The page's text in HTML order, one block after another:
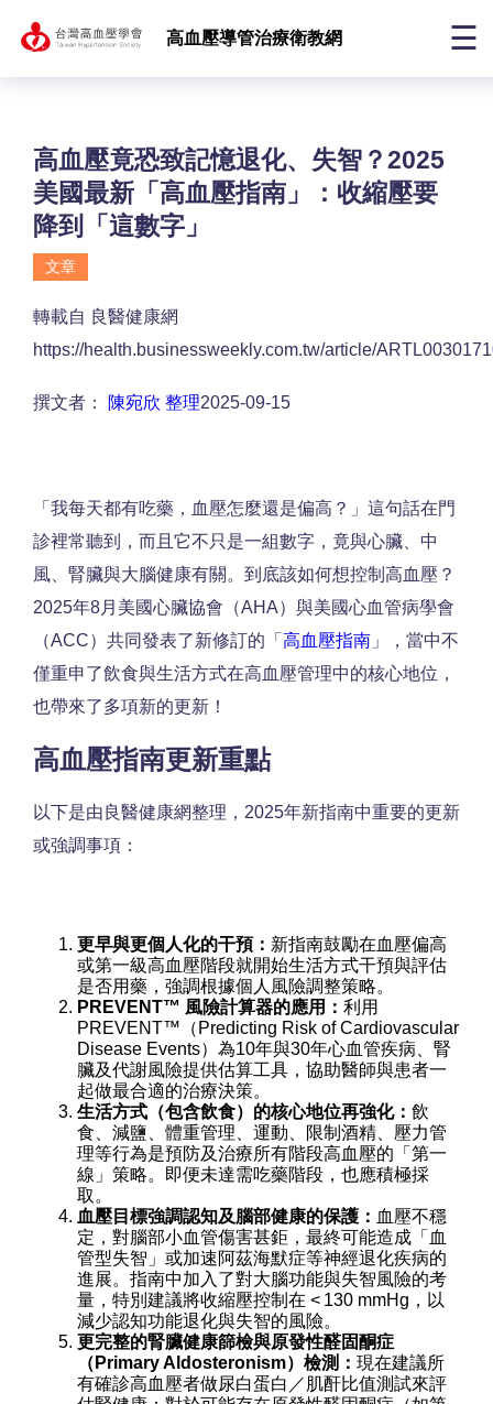
高血壓導管治療衛教網 ☰
高血壓竟恐致記憶退化、失智？2025
美國最新「高血壓指南」：收縮壓要
降到「這數字」
文章
轉載自 良醫健康網
https://health.businessweekly.com.tw/article/
撰文者： 陳宛欣 整理2025-09-15
「我每天都有吃藥，血壓怎麼還是偏高？」這句話在門
診裡常聽到，而且它不只是一組數字，竟與心臟、中
風、腎臟與大腦健康有關。到底該如何想控制高血壓？
2025年8月美國心臟協會（AHA）與美國心血管病學會
（ACC）共同發表了新修訂的「 高血壓指南 」，當中不
僅重申了飲食與生活方式在高血壓管理中的核心地位，
也帶來了多項新的更新！
高血壓指南更新重點
以下是由良醫健康網整理，2025年新指南中重要的更新
或強調事項：
更早與更個人化的干預： 新指南鼓勵在血壓偏高
或第一級高血壓階段就開始生活方式干預與評估
是否用藥，強調根據個人風險調整策略。
PREVENT™ 風險計算器的應用： 利用
PREVENT™（Predicting Risk of Cardiovascular
Disease Events）為10年與30年心血管疾病、腎
臟及代謝風險提供估算工具，協助醫師與患者一
起做最合適的治療決策。
生活方式（包含飲食）的核心地位再強化： 飲
食、減鹽、體重管理、運動、限制酒精、壓力管
理等行為是預防及治療所有階段高血壓的「第一
線」策略。即便未達需吃藥階段，也應積極採
取。
血壓目標強調認知及腦部健康的保護： 血壓不穩
定，對腦部小血管傷害甚鉅，最終可能造成「血
管型失智」或加速阿茲海默症等神經退化疾病的
進展。指南中加入了對大腦功能與失智風險的考
量，特別建議將收縮壓控制在 < 130 mmHg，以
減少認知功能退化與失智的風險。
更完整的腎臟健康篩檢與原發性醛固酮症
（Primary Aldosteronism）檢測： 現在建議所
有確診高血壓者做尿白蛋白／肌酐比值測試來評